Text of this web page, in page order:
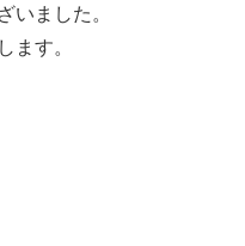
いました。
ます。